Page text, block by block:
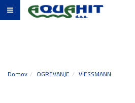
Domov OGREVANJE VIESSMANN